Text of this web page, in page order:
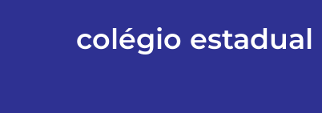
colégio estadual